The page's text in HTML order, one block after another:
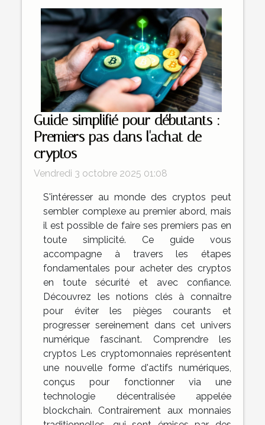
Guide simplifié pour débutants :
Premiers pas dans l'achat de
cryptos
Vendredi 3 octobre 2025 01:08
S'intéresser au monde des cryptos peut
sembler complexe au premier abord, mais
il est possible de faire ses premiers pas en
toute simplicité. Ce guide vous
accompagne à travers les étapes
fondamentales pour acheter des cryptos
en toute sécurité et avec confiance.
Découvrez les notions clés à connaître
pour éviter les pièges courants et
progresser sereinement dans cet univers
numérique fascinant. Comprendre les
cryptos Les cryptomonnaies représentent
une nouvelle forme d'actifs numériques,
conçus pour fonctionner via une
technologie décentralisée appelée
blockchain. Contrairement aux monnaies